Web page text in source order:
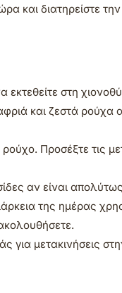
και διατηρείστε
στη
και ζεστά ρούχα
Προσέξτε τις
αν είναι
της ημέρας
για μετακινήσεις